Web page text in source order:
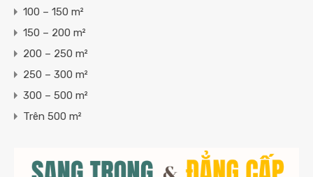
100 – 150 m²
150 – 200 m²
200 – 250 m²
250 – 300 m²
300 – 500 m²
Trên 500 m²